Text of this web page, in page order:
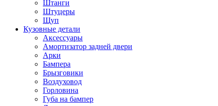
Штанги
Штуцеры
Щуп
Кузовные детали
Аксессуары
Амортизатор задней двери
Арки
Бампера
Брызговики
Воздуховод
Горловина
Губа на бампер